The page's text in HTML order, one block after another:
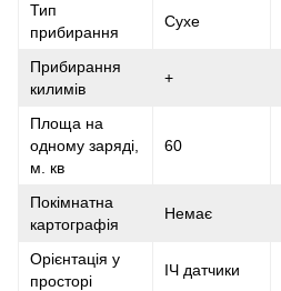
Тип
прибирання
Сухе
Прибирання
килимів
+
Площа на
одному заряді,
м. кв
60
Покімнатна
картографія
Немає
Орієнтація у
просторі
ІЧ датчики